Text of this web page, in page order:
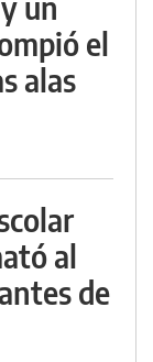
el
alas
al
de